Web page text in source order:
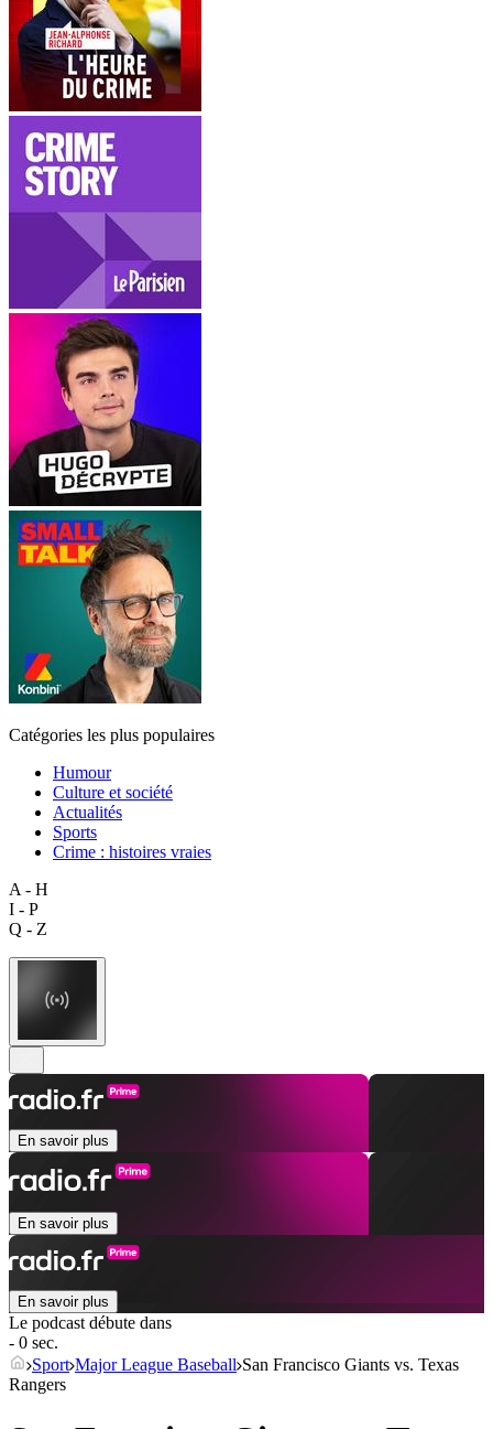
Catégories les plus populaires
Humour
Culture et société
Actualités
Sports
Crime : histoires vraies
A - H
I - P
Q - Z
En savoir plus
En savoir plus
En savoir plus
Le podcast débute dans
- 0 sec.
Sport Major League Baseball San Francisco Giants vs. Texas
Rangers